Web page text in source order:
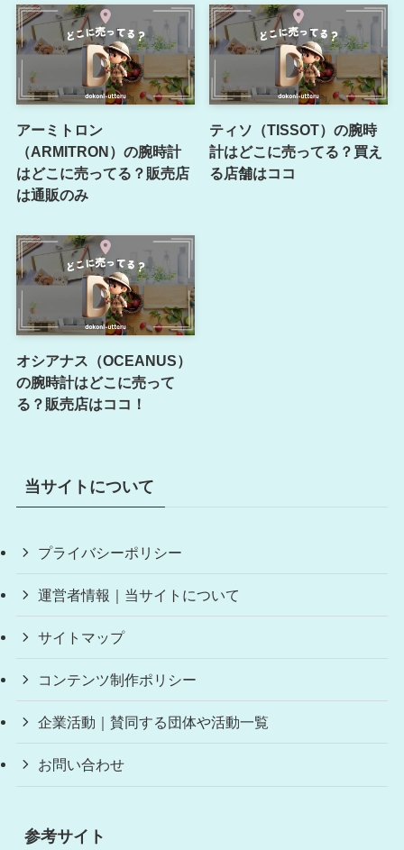
アーミトロン
（ARMITRON）の腕時計
はどこに売ってる？販売店
は通販のみ
ティソ（TISSOT）の腕時
計はどこに売ってる？買え
る店舗はココ
オシアナス（OCEANUS）
の腕時計はどこに売って
る？販売店はココ！
当サイトについて
プライバシーポリシー
運営者情報｜当サイトについて
サイトマップ
コンテンツ制作ポリシー
企業活動｜賛同する団体や活動一覧
お問い合わせ
参考サイト